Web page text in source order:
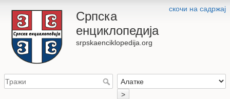
скочи на садржај
Српска
енциклопедија
srpskaenciklopedija.org
>